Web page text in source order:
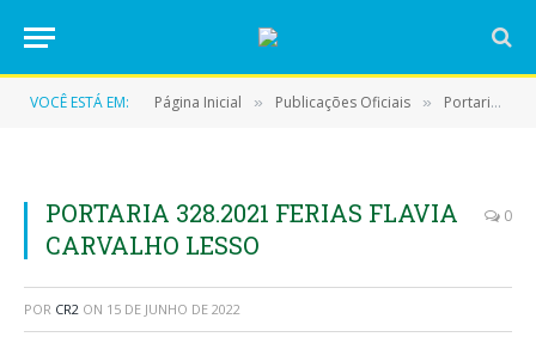
VOCÊ ESTÁ EM: Página Inicial » Publicações Oficiais » Portarias
PORTARIA 328.2021 FERIAS FLAVIA
CARVALHO LESSO
0
POR CR2 ON 15 DE JUNHO DE 2022